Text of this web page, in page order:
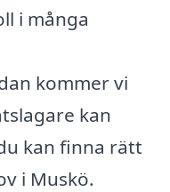
i många
kommer vi
kan
kan finna rätt
i Muskö.